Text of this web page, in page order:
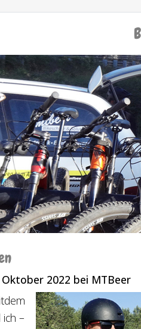
2022 bei MTBeer
–